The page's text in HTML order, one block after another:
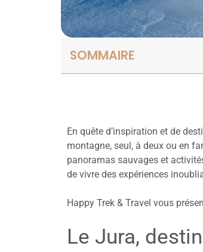
SOMMAIRE
En quête d’inspiration et de
montagne, seul, à deux ou en
panoramas sauvages et
de vivre des expériences
Happy Trek & Travel vous
Le Jura,